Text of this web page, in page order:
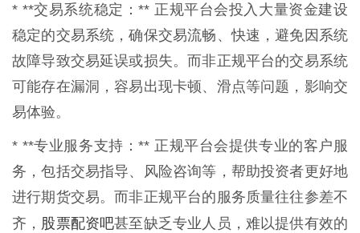
* **交易系统稳定：** 正规平台会投入大量资金建设
稳定的交易系统，确保交易流畅、快速，避免因系统
故障导致交易延误或损失。而非正规平台的交易系统
可能存在漏洞，容易出现卡顿、滑点等问题，影响交
易体验。
* **专业服务支持：** 正规平台会提供专业的客户服
务，包括交易指导、风险咨询等，帮助投资者更好地
进行期货交易。而非正规平台的服务质量往往参差不
齐， 股票配资吧甚至缺乏专业人员，难以提供有效的